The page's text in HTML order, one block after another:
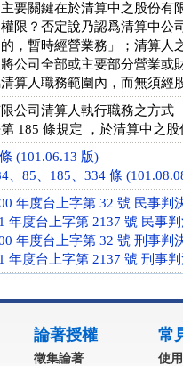
主要關鍵在於清算中之股份
限？否定說乃認爲清算中公
，暫時經營業務」；清算人
公司全部或主要部分營業或
算人職務範圍內，而無須經
公司清算人執行職務之方式
185 條規定 ，於清算中之
(101.06.13 版)
、85、185、334 條
年度台上字第 32 號 民事判
年度台上字第 2137 號 民事
年度台上字第 32 號 刑事判
年度台上字第 2137 號 刑事
論著授權
徵集論著
常
使